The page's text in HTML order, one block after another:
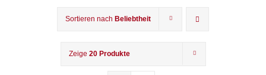
Sortieren nach Beliebtheit
Zeige 20 Produkte